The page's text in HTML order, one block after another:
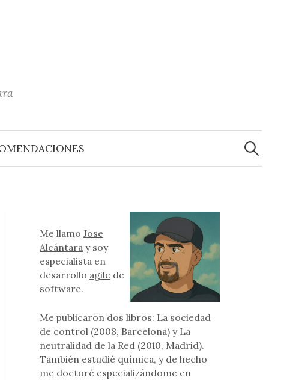
Buscar:
Me llamoJose
Alcántara y soy
especialista en
desarrollo agile de
software.
Me publicaron dos libros: La sociedad
de control (2008, Barcelona) y La
neutralidad de la Red (2010, Madrid).
También estudié química, y de hecho
me doctoré especializándome en